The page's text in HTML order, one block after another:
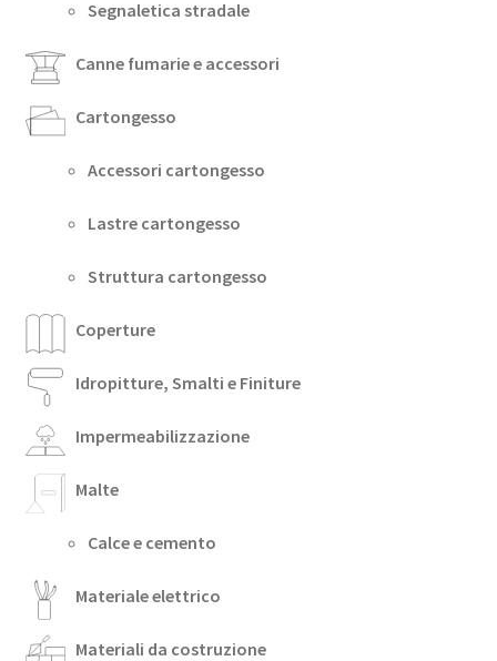
Segnaletica stradale
Canne fumarie e accessori
Cartongesso
Accessori cartongesso
Lastre cartongesso
Struttura cartongesso
Coperture
Idropitture, Smalti e Finiture
Impermeabilizzazione
Malte
Calce e cemento
Materiale elettrico
Materiali da costruzione